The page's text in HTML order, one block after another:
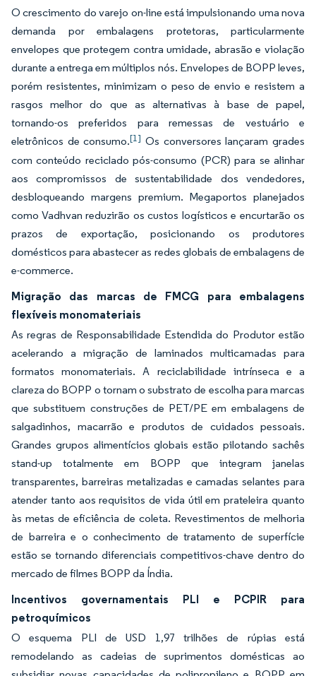
O crescimento do varejo on-line está impulsionando uma nova
demanda por embalagens protetoras, particularmente
envelopes que protegem contra umidade, abrasão e violação
durante a entrega em múltiplos nós. Envelopes de BOPP leves,
porém resistentes, minimizam o peso de envio e resistem a
rasgos melhor do que as alternativas à base de papel,
tornando-os preferidos para remessas de vestuário e
eletrônicos de consumo.[1] Os conversores lançaram grades
com conteúdo reciclado pós-consumo (PCR) para se alinhar
aos compromissos de sustentabilidade dos vendedores,
desbloqueando margens premium. Megaportos planejados
como Vadhvan reduzirão os custos logísticos e encurtarão os
prazos de exportação, posicionando os produtores
domésticos para abastecer as redes globais de embalagens de
e-commerce.
Migração das marcas de FMCG para embalagens
flexíveis monomateriais
As regras de Responsabilidade Estendida do Produtor estão
acelerando a migração de laminados multicamadas para
formatos monomateriais. A reciclabilidade intrínseca e a
clareza do BOPP o tornam o substrato de escolha para marcas
que substituem construções de PET/PE em embalagens de
salgadinhos, macarrão e produtos de cuidados pessoais.
Grandes grupos alimentícios globais estão pilotando sachês
stand-up totalmente em BOPP que integram janelas
transparentes, barreiras metalizadas e camadas selantes para
atender tanto aos requisitos de vida útil em prateleira quanto
às metas de eficiência de coleta. Revestimentos de melhoria
de barreira e o conhecimento de tratamento de superfície
estão se tornando diferenciais competitivos-chave dentro do
mercado de filmes BOPP da Índia.
Incentivos governamentais PLI e PCPIR para
petroquímicos
O esquema PLI de USD 1,97 trilhões de rúpias está
remodelando as cadeias de suprimentos domésticas ao